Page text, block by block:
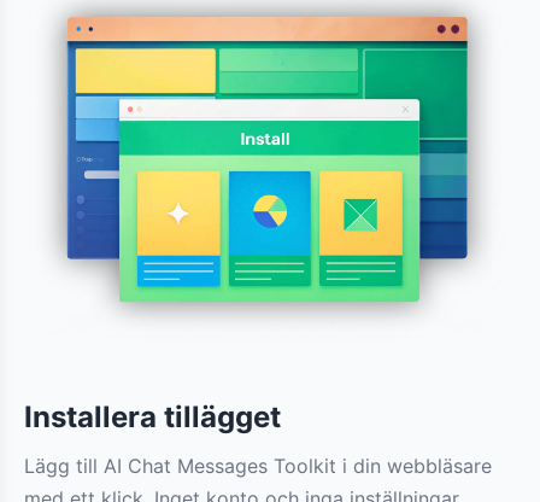
Installera tillägget
Lägg till AI Chat Messages Toolkit i din webbläsare